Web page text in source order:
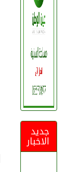
جديد
الاخبار
محافظ
املج
يتفقد
المستودع
الخيري
على
تقريره
السنوي
نائب
وزير
والعمرة
:
السوريون
أشقائنا
وتبذل
كل
التسهيلات
لأداء
مناسك
الحج
أعضاء
فريق
جازان
رايدرز
يجددون
البيعة
سلمان
بن
عبد
احتراق
3
مستودعات
بمنطقة
مركز
المعلومات
يناشد
المجتمع
بحماية
قرى
الحيمة
“آل
الشيخ”:
بانتهاء
وقت
الإدارات
التي
تعبث
”
ميليشيا
”
تتهاوى
وتتفكك
العربي:
حققنا
نجاحات
بفضل
تعاون
نائب
اليمني:
عازمون
على
رواد
ملتقى
على
موعد
غداً
الخميس
مع